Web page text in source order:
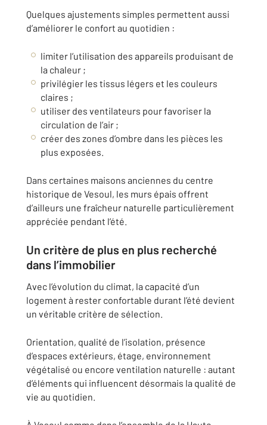
Quelques ajustements simples permettent aussi
d’améliorer le confort au quotidien :
limiter l’utilisation des appareils produisant de
la chaleur ;
privilégier les tissus légers et les couleurs
claires ;
utiliser des ventilateurs pour favoriser la
circulation de l’air ;
créer des zones d’ombre dans les pièces les
plus exposées.
Dans certaines maisons anciennes du centre
historique de Vesoul, les murs épais offrent
d’ailleurs une fraîcheur naturelle particulièrement
appréciée pendant l’été.
Un critère de plus en plus recherché
dans l’immobilier
Avec l’évolution du climat, la capacité d’un
logement à rester confortable durant l’été devient
un véritable critère de sélection.
Orientation, qualité de l’isolation, présence
d’espaces extérieurs, étage, environnement
végétalisé ou encore ventilation naturelle : autant
d’éléments qui influencent désormais la qualité de
vie au quotidien.